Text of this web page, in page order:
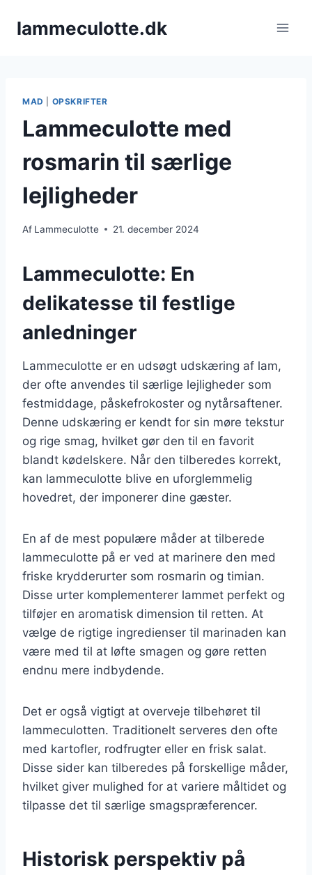
lammeculotte.dk
MAD OPSKRIFTER
Lammeculotte med
rosmarin til særlige
lejligheder
Af Lammeculotte 21. december 2024
Lammeculotte: En
delikatesse til festlige
anledninger
Lammeculotte er en udsøgt udskæring af lam,
der ofte anvendes til særlige lejligheder som
festmiddage, påskefrokoster og nytårsaftener.
Denne udskæring er kendt for sin møre tekstur
og rige smag, hvilket gør den til en favorit
blandt kødelskere. Når den tilberedes korrekt,
kan lammeculotte blive en uforglemmelig
hovedret, der imponerer dine gæster.
En af de mest populære måder at tilberede
lammeculotte på er ved at marinere den med
friske krydderurter som rosmarin og timian.
Disse urter komplementerer lammet perfekt og
tilføjer en aromatisk dimension til retten. At
vælge de rigtige ingredienser til marinaden kan
være med til at løfte smagen og gøre retten
endnu mere indbydende.
Det er også vigtigt at overveje tilbehøret til
lammeculotten. Traditionelt serveres den ofte
med kartofler, rodfrugter eller en frisk salat.
Disse sider kan tilberedes på forskellige måder,
hvilket giver mulighed for at variere måltidet og
tilpasse det til særlige smagspræferencer.
Historisk perspektiv på